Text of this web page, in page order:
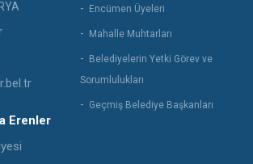
Erenler
Encümen Üyeleri
Mahalle Muhtarları
Belediyelerin Yetki Görev ve
Sorumlulukları
Geçmiş Belediye Başkanları